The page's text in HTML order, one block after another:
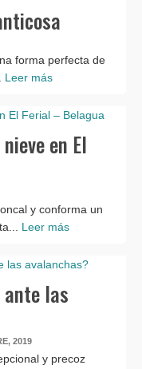
forma perfecta de
Leer más
en El
y conforma un
Leer más
ante las
2019
y precoz